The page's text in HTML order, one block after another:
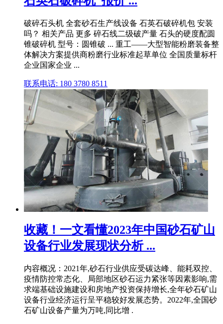
破碎石头机 全套砂石生产线设备 石英石破碎机包 安装
吗？ 相关产品 更多 碎石线二级破产量 石头的硬度配圆
锥破碎机 型号：圆锥破 ... 重工——大型智能粉磨装备整
体解决方案提供商粉磨行业标准起草单位 全国质量标杆
企业国家企业 ...
联系电话: 180 3780 8511
收藏！一文看懂2023年中国砂石矿山
设备行业发展现状分析 ...
内容概况：2021年,砂石行业供应受碳达峰、能耗双控、
疫情防控常态化、局部地区砂石运力紧张等因素影响,需
求端基础设施建设和房地产投资保持增长,全年砂石矿山
设备行业经济运行呈平稳较好发展态势。2022年,全国砂
石矿山设备产量为万吨,同比增 .